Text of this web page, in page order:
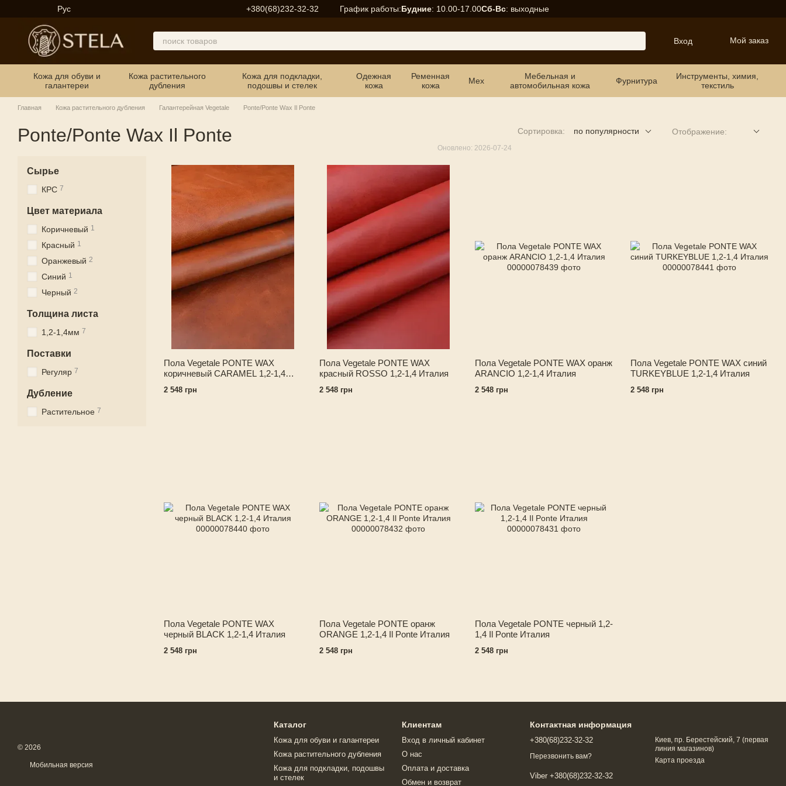
Перейти к основному контенту
Рус +380(68)232-32-32 График работы:Будние: 10.00-17.00Сб-Вс: выходные
Вход Мой заказ
Кожа для обуви и
галантереи
Кожа растительного
дубления
Кожа для подкладки,
подошвы и стелек
Одежная
кожа
Ременная
кожа
Мех
Мебельная и
автомобильная кожа
Фурнитура
Инструменты, химия,
текстиль
Главная Кожа растительного дубления Галантерейная Vegetale Ponte/Ponte Wax Il Ponte
Ponte/Ponte Wax Il Ponte
Оновлено: 2026-07-24
Сортировка: по популярности Отображение:
Пола Vegetale PONTE WAX
коричневый CARAMEL 1,2-1,4
2 548 грн
Пола Vegetale PONTE WAX
красный ROSSO 1,2-1,4 Италия
2 548 грн
Пола Vegetale PONTE WAX оранж
ARANCIO 1,2-1,4 Италия
2 548 грн
Пола Vegetale PONTE WAX синий
TURKEYBLUE 1,2-1,4 Италия
2 548 грн
Пола Vegetale PONTE WAX
черный BLACK 1,2-1,4 Италия
2 548 грн
Пола Vegetale PONTE оранж
ORANGE 1,2-1,4 Il Ponte Италия
2 548 грн
Пола Vegetale PONTE черный 1,2-
1,4 Il Ponte Италия
2 548 грн
Сырье
КРС 7
Цвет материала
Коричневый 1
Красный 1
Оранжевый 2
Синий 1
Черный 2
Толщина листа
1,2-1,4мм 7
Поставки
Регуляр 7
Дубление
Растительное 7
© 2026
Мобильная версия
Каталог
Кожа для обуви и галантереи
Кожа растительного дубления
Кожа для подкладки, подошвы
и стелек
Клиентам
Вход в личный кабинет
О нас
Оплата и доставка
Обмен и возврат
Контактная информация
+380(68)232-32-32
Перезвонить вам?
Viber +380(68)232-32-32
Киев, пр. Берестейский, 7 (первая
линия магазинов)
Карта проезда